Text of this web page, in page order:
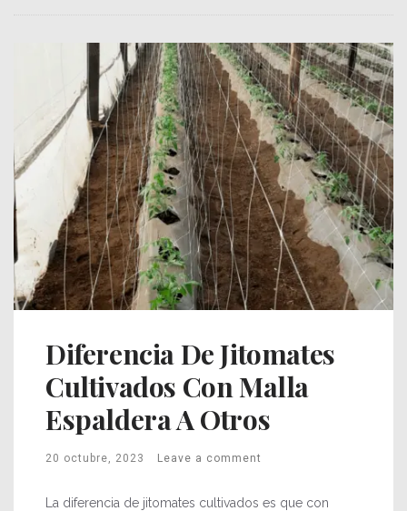
Diferencia De Jitomates
Cultivados Con Malla
Espaldera A Otros
20 octubre, 2023 Leave a comment
La diferencia de jitomates cultivados es que con